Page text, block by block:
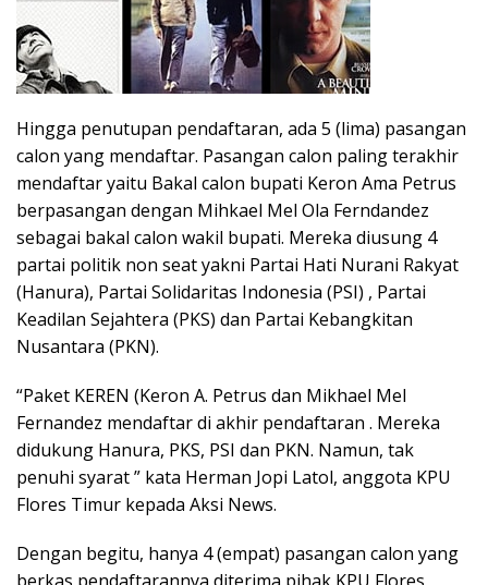
Hingga penutupan pendaftaran, ada 5 (lima) pasangan
calon yang mendaftar. Pasangan calon paling terakhir
mendaftar yaitu Bakal calon bupati Keron Ama Petrus
berpasangan dengan Mihkael Mel Ola Ferndandez
sebagai bakal calon wakil bupati. Mereka diusung 4
partai politik non seat yakni Partai Hati Nurani Rakyat
(Hanura), Partai Solidaritas Indonesia (PSI) , Partai
Keadilan Sejahtera (PKS) dan Partai Kebangkitan
Nusantara (PKN).
“Paket KEREN (Keron A. Petrus dan Mikhael Mel
Fernandez mendaftar di akhir pendaftaran . Mereka
didukung Hanura, PKS, PSI dan PKN. Namun, tak
penuhi syarat ” kata Herman Jopi Latol, anggota KPU
Flores Timur kepada Aksi News.
Dengan begitu, hanya 4 (empat) pasangan calon yang